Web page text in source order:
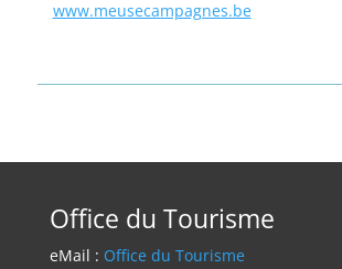
www.meusecampagnes.be
Office du Tourisme
eMail : Office du Tourisme